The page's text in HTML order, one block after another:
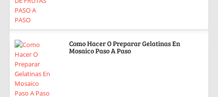
Como Hacer O Preparar Gelatinas En
Mosaico Paso A Paso